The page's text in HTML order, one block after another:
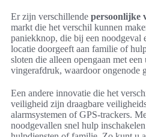
Er zijn verschillende persoonlijke
markt die het verschil kunnen
paniekknop, die bij een noodgeval
locatie doorgeeft aan familie of
sloten die alleen opengaan met
vingerafdruk, waardoor ongenode
Een andere innovatie die het
veiligheid zijn draagbare
alarmsystemen of GPS-trackers.
noodgevallen snel hulp